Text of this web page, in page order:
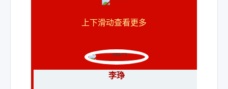
得省级一等奖；获得过省总工会授予的
师、昆明市第三批“春城计划”教学名师、
十杰教师、云南省基础教育领域教学名
师工作室主持人、昆明市第三批“春城计
划”教学名师工作室主持人、盘龙区第
今为止公开发表论文30余篇，主编《心
灵舞者——云南乡村英语教师教育叙事
秦林丽
上下滑动查看更多
李琤